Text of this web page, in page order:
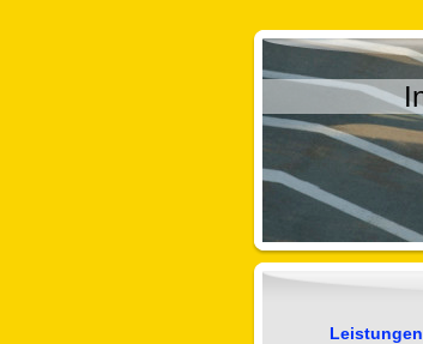
Leistungen